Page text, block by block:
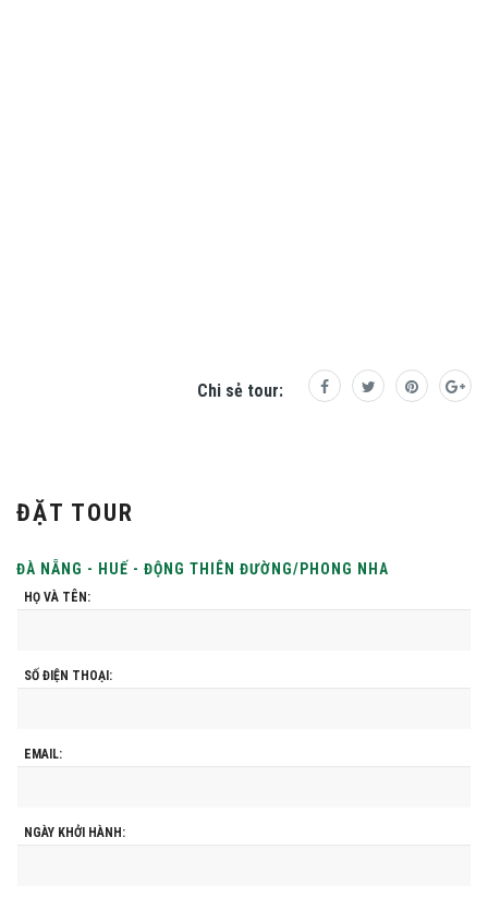
Chi sẻ tour:
ĐẶT TOUR
ĐÀ NẴNG - HUẾ - ĐỘNG THIÊN ĐƯỜNG/PHONG NHA
HỌ VÀ TÊN:
SỐ ĐIỆN THOẠI:
EMAIL:
NGÀY KHỞI HÀNH: